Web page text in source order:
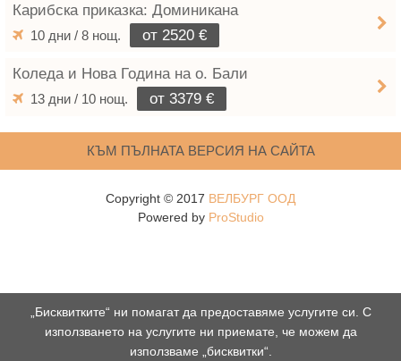
Карибска приказка: Доминикана
10 дни / 8 нощ. от 2520 €
Коледа и Нова Година на о. Бали
13 дни / 10 нощ. от 3379 €
КЪМ ПЪЛНАТА ВЕРСИЯ НА САЙТА
Copyright © 2017 ВЕЛБУРГ ООД
Powered by ProStudio
„Бисквитките“ ни помагат да предоставяме услугите си. С
използването на услугите ни приемате, че можем да
използваме „бисквитки“.